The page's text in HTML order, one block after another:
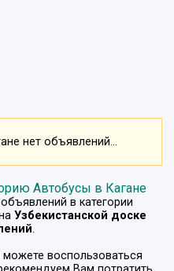
нет объявлений...
Автобусы в Кагане
в категории
Узбекистанской доске
.
воспользоваться